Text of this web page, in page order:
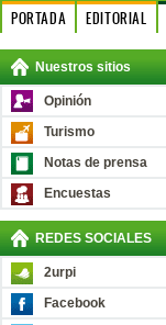
PORTADA EDITORIAL
Nuestros sitios
Opinión
Turismo
Notas de prensa
Encuestas
REDES SOCIALES
2urpi
Facebook